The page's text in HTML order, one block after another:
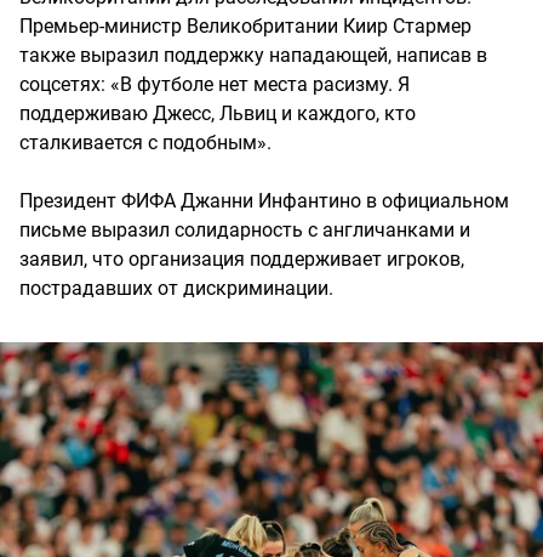
Премьер-министр Великобритании Киир Стармер
также выразил поддержку нападающей, написав в
соцсетях: «В футболе нет места расизму. Я
поддерживаю Джесс, Львиц и каждого, кто
сталкивается с подобным».
Президент ФИФА Джанни Инфантино в официальном
письме выразил солидарность с англичанками и
заявил, что организация поддерживает игроков,
пострадавших от дискриминации.